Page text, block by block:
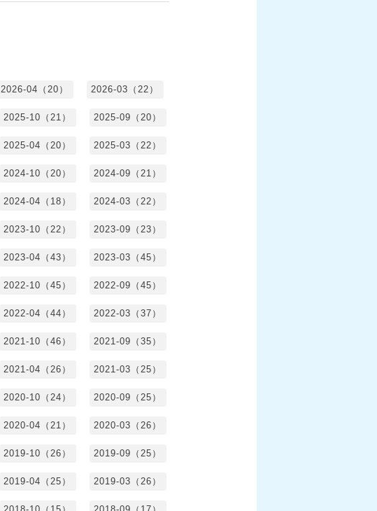
2026-04（20） 2026-03（22）
2025-10（21） 2025-09（20）
2025-04（20） 2025-03（22）
2024-10（20） 2024-09（21）
2024-04（18） 2024-03（22）
2023-10（22） 2023-09（23）
2023-04（43） 2023-03（45）
2022-10（45） 2022-09（45）
2022-04（44） 2022-03（37）
2021-10（46） 2021-09（35）
2021-04（26） 2021-03（25）
2020-10（24） 2020-09（25）
2020-04（21） 2020-03（26）
2019-10（26） 2019-09（25）
2019-04（25） 2019-03（26）